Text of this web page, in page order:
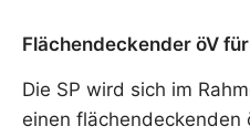
Flächendeckender öV
Die SP wird sich im
einen flächendeckenden